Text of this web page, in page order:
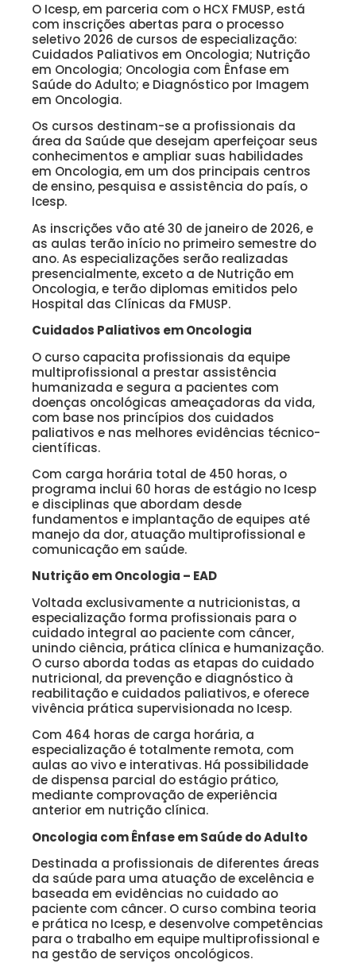
O Icesp, em parceria com o HCX FMUSP, está
com inscrições abertas para o processo
seletivo 2026 de cursos de especialização:
Cuidados Paliativos em Oncologia; Nutrição
em Oncologia; Oncologia com Ênfase em
Saúde do Adulto; e Diagnóstico por Imagem
em Oncologia.
Os cursos destinam-se a profissionais da
área da Saúde que desejam aperfeiçoar seus
conhecimentos e ampliar suas habilidades
em Oncologia, em um dos principais centros
de ensino, pesquisa e assistência do país, o
Icesp.
As inscrições vão até 30 de janeiro de 2026, e
as aulas terão início no primeiro semestre do
ano. As especializações serão realizadas
presencialmente, exceto a de Nutrição em
Oncologia, e terão diplomas emitidos pelo
Hospital das Clínicas da FMUSP.
Cuidados Paliativos em Oncologia
O curso capacita profissionais da equipe
multiprofissional a prestar assistência
humanizada e segura a pacientes com
doenças oncológicas ameaçadoras da vida,
com base nos princípios dos cuidados
paliativos e nas melhores evidências técnico-
científicas.
Com carga horária total de 450 horas, o
programa inclui 60 horas de estágio no Icesp
e disciplinas que abordam desde
fundamentos e implantação de equipes até
manejo da dor, atuação multiprofissional e
comunicação em saúde.
Nutrição em Oncologia – EAD
Voltada exclusivamente a nutricionistas, a
especialização forma profissionais para o
cuidado integral ao paciente com câncer,
unindo ciência, prática clínica e humanização.
O curso aborda todas as etapas do cuidado
nutricional, da prevenção e diagnóstico à
reabilitação e cuidados paliativos, e oferece
vivência prática supervisionada no Icesp.
Com 464 horas de carga horária, a
especialização é totalmente remota, com
aulas ao vivo e interativas. Há possibilidade
de dispensa parcial do estágio prático,
mediante comprovação de experiência
anterior em nutrição clínica.
Oncologia com Ênfase em Saúde do Adulto
Destinada a profissionais de diferentes áreas
da saúde para uma atuação de excelência e
baseada em evidências no cuidado ao
paciente com câncer. O curso combina teoria
e prática no Icesp, e desenvolve competências
para o trabalho em equipe multiprofissional e
na gestão de serviços oncológicos.